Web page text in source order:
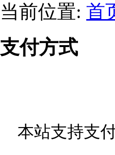
当前位置: 首
支付方式
本站支持支